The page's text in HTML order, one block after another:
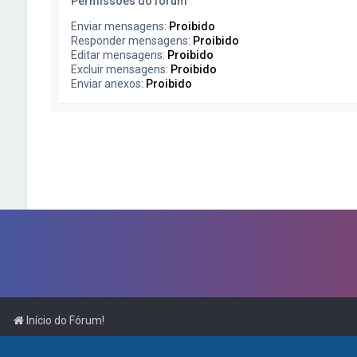
Enviar mensagens: Proibido
Responder mensagens: Proibido
Editar mensagens: Proibido
Excluir mensagens: Proibido
Enviar anexos: Proibido
Início do Fórum!